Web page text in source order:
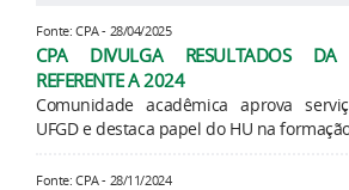
Fonte: CPA - 28/04/2025
CPA DIVULGA RESULTADOS DA
REFERENTE A 2024
Comunidade acadêmica aprova
UFGD e destaca papel do HU na
Fonte: CPA - 28/11/2024